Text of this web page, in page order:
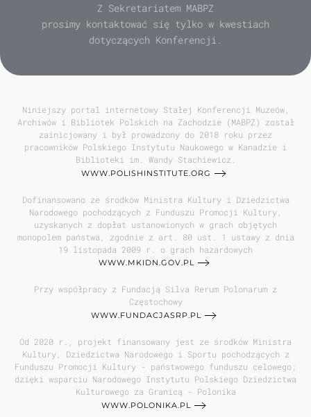
Z Sekretariatem MABPZ
prosimy kontaktować się tylko w kwestiach
dotyczących Konferencji.
Niniejszy portal internetowy Stałej Konferencji Muzeów,
Archiwów i Bibliotek Polskich na Zachodzie (MABPZ) został
zainicjowany i był prowadzony do 2018 roku przez
pracowników Polskiego Instytutu Naukowego w Kanadzie i
Biblioteki im. Wandy Stachiewicz.
WWW.POLISHINSTITUTE.ORG
Dofinansowano ze środków Ministra Kultury i Dziedzictwa
Narodowego pochodzących z Funduszu Promocji Kultury,
uzyskanych z dopłat ustanowionych w grach objętych
monopolem państwa, zgodnie z art. 80 ust. 1 ustawy z dnia
19 listopada 2009 r. o grach hazardowych
WWW.MKIDN.GOV.PL
Przy współpracy z Fundacją Silva Rerum Polonarum z
Częstochowy
WWW.FUNDACJASRP.PL
Od 2020 r., projekt finansowany jest ze środków Ministra
Kultury, Dziedzictwa Narodowego i Sportu pochodzących z
Funduszu Promocji Kultury - państwowego funduszu celowego;
dzięki wsparciu Narodowego Instytutu Polskiego Dziedzictwa
Kulturowego za Granicą - Polonika
WWW.POLONIKA.PL